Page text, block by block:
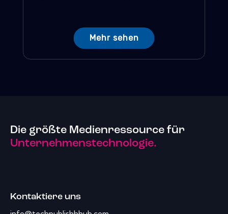
Mehr sehen
Die größte Medienressource für
Unternehmenstechnologie.
Kontaktiere uns